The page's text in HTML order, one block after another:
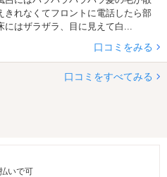
れなくてフロントに電話したら部
にはザラザラ、目に見えて白...
口コミをみる
口コミをすべてみる
いで可